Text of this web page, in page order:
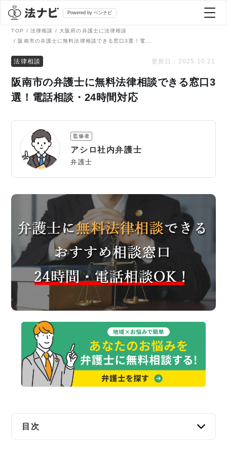
Powered by ベンナビ
全て
刑事事件
債務整理
離婚問題
交通事故
遺産相続
労働問題
債権回収
IT・ネット
資金調達
弁護士を探す
AI Search Premium
掲載をご検討の弁護士の方へ
TOP 法律相談
大阪府の弁護士に法律相談
法律相談 更新日： 2025.10.21
阪南市の弁護士に無料法律相談できる窓口3
選！電話相談・24時間対応
監修者
アシロ社内弁護士
弁護士
目次